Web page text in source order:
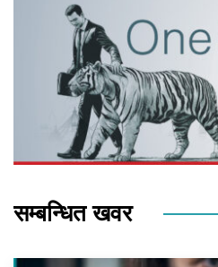
सम्बन्धित खवर